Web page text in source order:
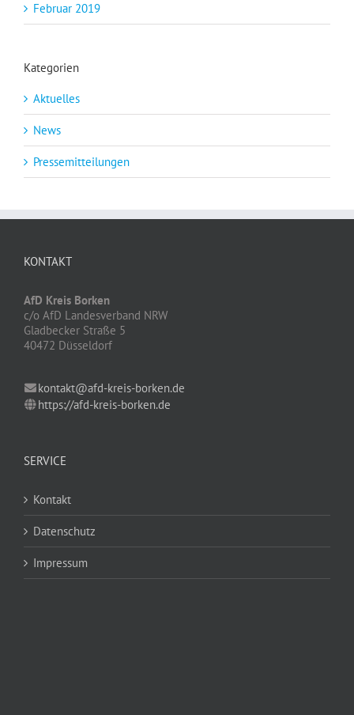
Februar 2019
Kategorien
Aktuelles
News
Pressemitteilungen
KONTAKT
AfD Kreis Borken
c/o AfD Landesverband NRW
Gladbecker Straße 5
40472 Düsseldorf
kontakt@afd-kreis-borken.de
https://afd-kreis-borken.de
SERVICE
Kontakt
Datenschutz
Impressum